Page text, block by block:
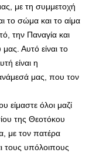
με τη συμμετοχή
το σώμα και το αίμα
την Παναγία και
Αυτό είναι το
είναι η
μας, που τον
είμαστε όλοι μαζί
της Θεοτόκου
με τον πατέρα
τους υπόλοιπους